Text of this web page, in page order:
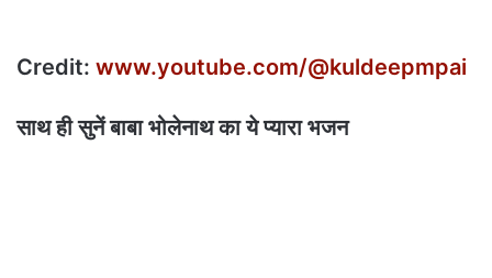
Credit: www.youtube.com/@kuldeepmpai
साथ ही सुनें बाबा भोलेनाथ का ये प्‍यारा भजन